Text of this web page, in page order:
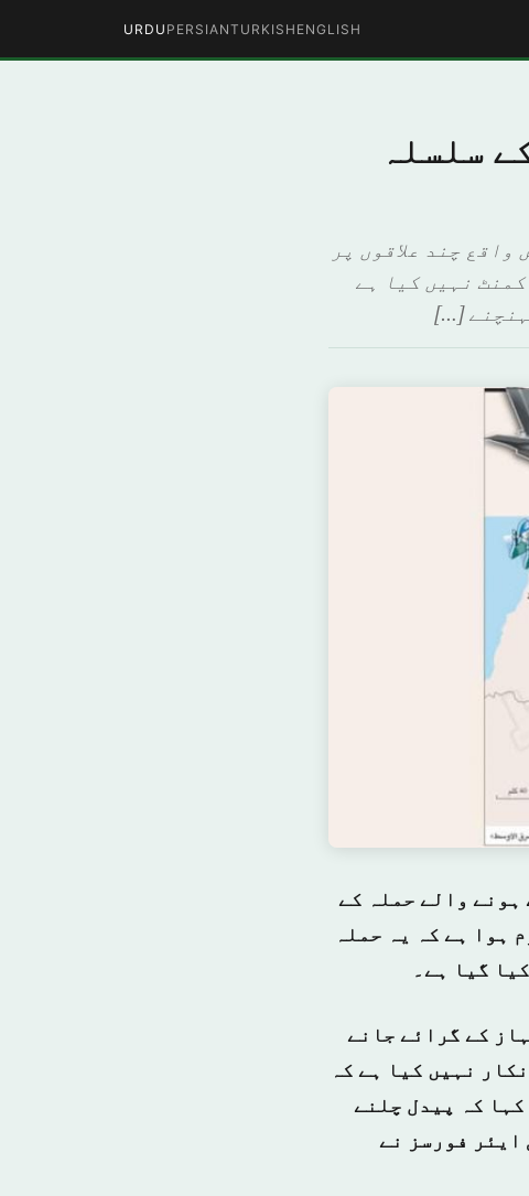
ENGLISH
TURKISH
PERSIAN
URDU
سلسلہ
چند علاقوں پر
نہیں کیا ہے
[…]
ہونے والے حملہ کے
ہوا ہے کہ یہ حملہ
گیا ہے۔
کے گرائے جانے
نہیں کیا ہے کہ
کہ پیدل چلنے
ایئر فورسز نے